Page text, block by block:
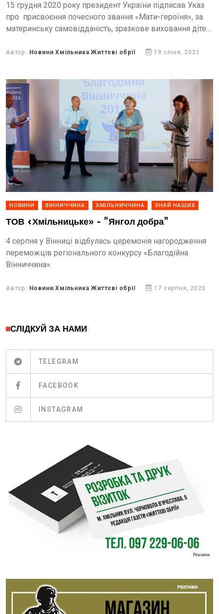
15 грудня 2020 року президент України підписав Указ
про присвоєння почесного звання «Мати-героїня», за
материнську самовідданість, зразкове виховання дітей
По всій Україні було...
Автор: Новини Хмільника Життєві обрії 19 січня, 2021
НОВИНИ ВІННИЧЧИНА ХМІЛЬНИЧЧИНА ЗНАЙ НАШИХ
ТОВ «Хмільницьке» - "Янгол добра"
4 серпня у Вінниці відбулась церемонія нагородження
переможців регіонального конкурсу «Благодійна
Вінниччина».
Автор: Новини Хмільника Життєві обрії 17 серпня, 2020
СЛІДКУЙ ЗА НАМИ
TELEGRAM
FACEBOOK
INSTAGRAM